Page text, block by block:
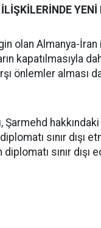
YENİ
olan Almanya-İran
kapatılmasıyla
önlemler alması
Şarmehd
sınır dışı
diplomatı sınır dışı